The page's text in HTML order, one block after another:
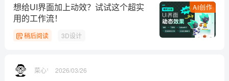
AI创作
想给UI界面加上动效？试试这个超实
用的工作流！
稍后阅读 3D设计
菜心¹ 2026/03/26